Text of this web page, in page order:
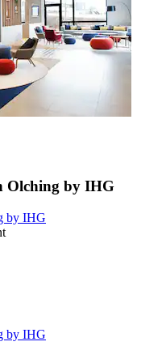
Olching by IHG
by IHG
by IHG